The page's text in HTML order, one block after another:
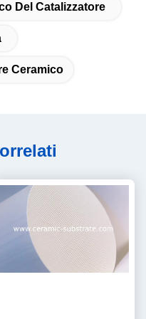
Del Catalizzatore
Ceramico